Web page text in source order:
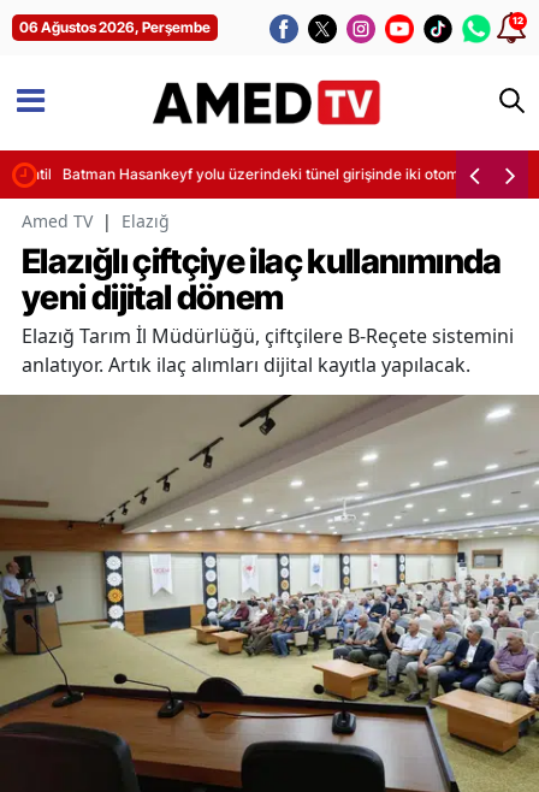
06 Ağustos 2026, Perşembe 12
başladı
Batman Hasankeyf yolu üzerindeki tünel girişinde iki otomobil çarpıştı
Amed TV | Elazığ
Elazığlı çiftçiye ilaç kullanımında
yeni dijital dönem
Elazığ Tarım İl Müdürlüğü, çiftçilere B-Reçete sistemini
anlatıyor. Artık ilaç alımları dijital kayıtla yapılacak.